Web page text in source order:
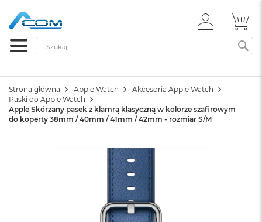
ZALOGUJ
SIĘ
Szukaj
Strona główna Apple Watch
Akcesoria Apple Watch
Paski do Apple Watch
Apple Skórzany pasek z klamrą klasyczną w kolorze szafirowym
do koperty 38mm / 40mm / 41mm / 42mm - rozmiar S/M